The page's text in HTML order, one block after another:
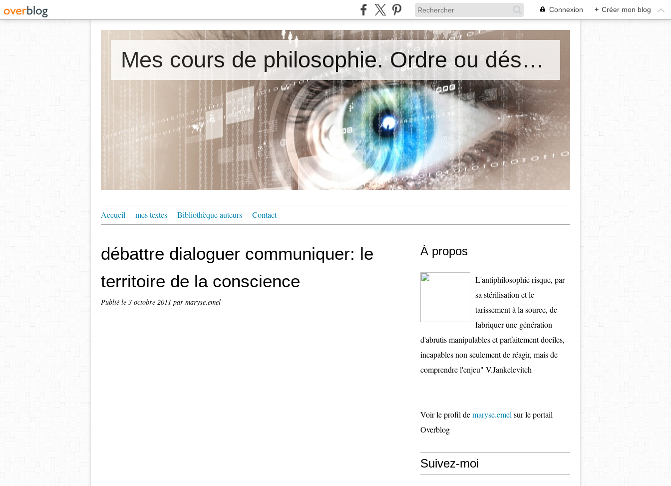
Connexion + Créer mon blog
Mes cours de philosophie. Ordre ou désordre? Maryse Emel
Accueil mes textes Bibliothèque auteurs Contact
débattre dialoguer communiquer: le
territoire de la conscience
Publié le 3 octobre 2011 par maryse.emel
À propos
L'antiphilosophie risque, par
sa stérilisation et le
tarissement à la source, de
fabriquer une génération
d'abrutis manipulables et parfaitement dociles,
incapables non seulement de réagir, mais de
comprendre l'enjeu" V.Jankelevitch
Voir le profil demaryse.emel sur le portail
Overblog
Suivez-moi